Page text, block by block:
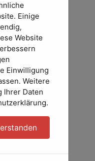
Einige
Website
Einwilligung
Weitere
Ihrer Daten